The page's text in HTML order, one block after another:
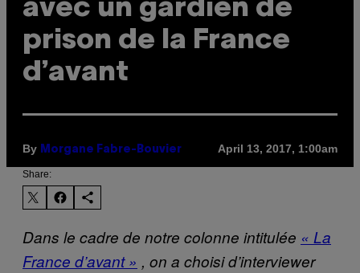
avec un gardien de
prison de la France
d’avant
By Morgane Fabre-Bouvier April 13, 2017, 1:00am
Share:
Dans le cadre de notre colonne intitulée « La
France d’avant » , on a choisi d’interviewer